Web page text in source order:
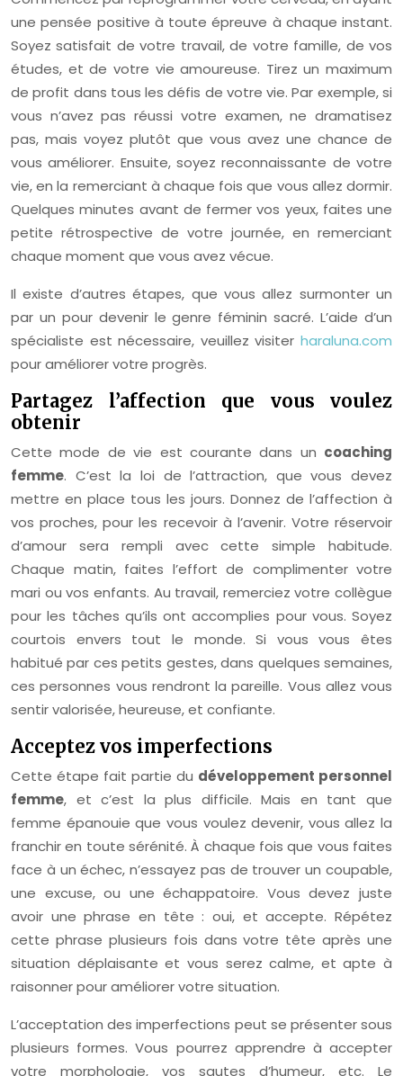
une pensée positive à toute épreuve à chaque instant.
Soyez satisfait de votre travail, de votre famille, de vos
études, et de votre vie amoureuse. Tirez un maximum
de profit dans tous les défis de votre vie. Par exemple, si
vous n’avez pas réussi votre examen, ne dramatisez
pas, mais voyez plutôt que vous avez une chance de
vous améliorer. Ensuite, soyez reconnaissante de votre
vie, en la remerciant à chaque fois que vous allez dormir.
Quelques minutes avant de fermer vos yeux, faites une
petite rétrospective de votre journée, en remerciant
chaque moment que vous avez vécue.
Il existe d’autres étapes, que vous allez surmonter un
par un pour devenir le genre féminin sacré. L’aide d’un
spécialiste est nécessaire, veuillez visiter haraluna.com
pour améliorer votre progrès.
Partagez l’affection que vous voulez
obtenir
Cette mode de vie est courante dans un coaching
femme. C’est la loi de l’attraction, que vous devez
mettre en place tous les jours. Donnez de l’affection à
vos proches, pour les recevoir à l’avenir. Votre réservoir
d’amour sera rempli avec cette simple habitude.
Chaque matin, faites l’effort de complimenter votre
mari ou vos enfants. Au travail, remerciez votre collègue
pour les tâches qu’ils ont accomplies pour vous. Soyez
courtois envers tout le monde. Si vous vous êtes
habitué par ces petits gestes, dans quelques semaines,
ces personnes vous rendront la pareille. Vous allez vous
sentir valorisée, heureuse, et confiante.
Acceptez vos imperfections
Cette étape fait partie du développement personnel
femme, et c’est la plus difficile. Mais en tant que
femme épanouie que vous voulez devenir, vous allez la
franchir en toute sérénité. À chaque fois que vous faites
face à un échec, n’essayez pas de trouver un coupable,
une excuse, ou une échappatoire. Vous devez juste
avoir une phrase en tête : oui, et accepte. Répétez
cette phrase plusieurs fois dans votre tête après une
situation déplaisante et vous serez calme, et apte à
raisonner pour améliorer votre situation.
L’acceptation des imperfections peut se présenter sous
plusieurs formes. Vous pourrez apprendre à accepter
votre morphologie, vos sautes d’humeur, etc. Le